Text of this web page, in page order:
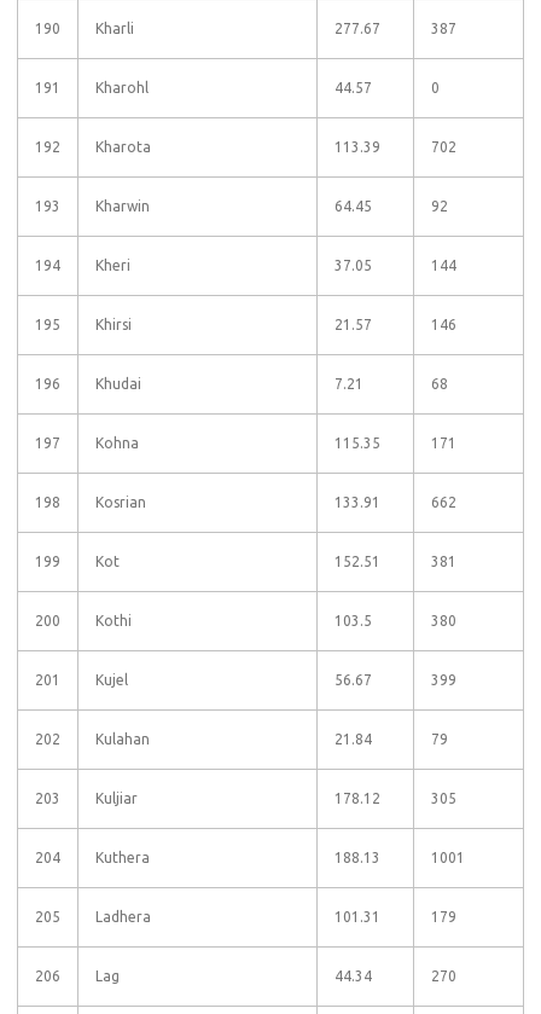
190 Kharli 277.67 387
191 Kharohl 44.57 0
192 Kharota 113.39 702
193 Kharwin 64.45 92
194 Kheri 37.05 144
195 Khirsi 21.57 146
196 Khudai 7.21 68
197 Kohna 115.35 171
198 Kosrian 133.91 662
199 Kot 152.51 381
200 Kothi 103.5 380
201 Kujel 56.67 399
202 Kulahan 21.84 79
203 Kuljiar 178.12 305
204 Kuthera 188.13 1001
205 Ladhera 101.31 179
206 Lag 44.34 270